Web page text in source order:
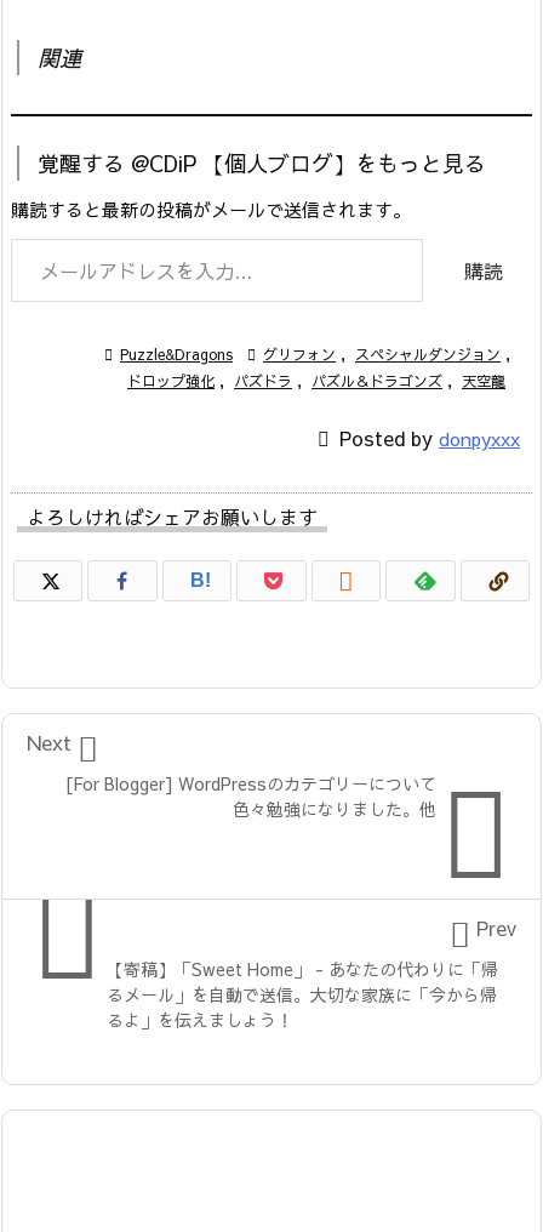
関連
覚醒する @CDiP 【個人ブログ】をもっと見る
購読すると最新の投稿がメールで送信されます。
メールアドレスを入力...
購読
 Puzzle&Dragons  グリフォン , スペシャルダンジョン ,
ドロップ強化 , パズドラ , パズル＆ドラゴンズ , 天空龍
 Posted by donpyxxx
よろしければシェアお願いします
B! 

[For Blogger] WordPressのカテゴリーについて
色々勉強になりました。他

Next
 【寄稿】「Sweet Home」 - あなたの代わりに「帰
るメール」を自動で送信。大切な家族に「今から帰
るよ」を伝えましょう！
 Prev